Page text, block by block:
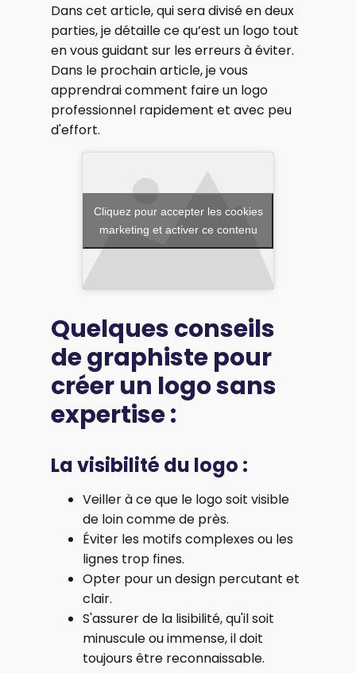
Dans cet article, qui sera divisé en deux
parties, je détaille ce qu’est un logo tout
en vous guidant sur les erreurs à éviter.
Dans le prochain article, je vous
apprendrai comment faire un logo
professionnel rapidement et avec peu
d'effort.
Cliquez pour accepter les cookies
marketing et activer ce contenu
Quelques conseils
de graphiste pour
créer un logo sans
expertise :
La visibilité du logo :
Veiller à ce que le logo soit visible
de loin comme de près.
Éviter les motifs complexes ou les
lignes trop fines.
Opter pour un design percutant et
clair.
S'assurer de la lisibilité, qu'il soit
minuscule ou immense, il doit
toujours être reconnaissable.